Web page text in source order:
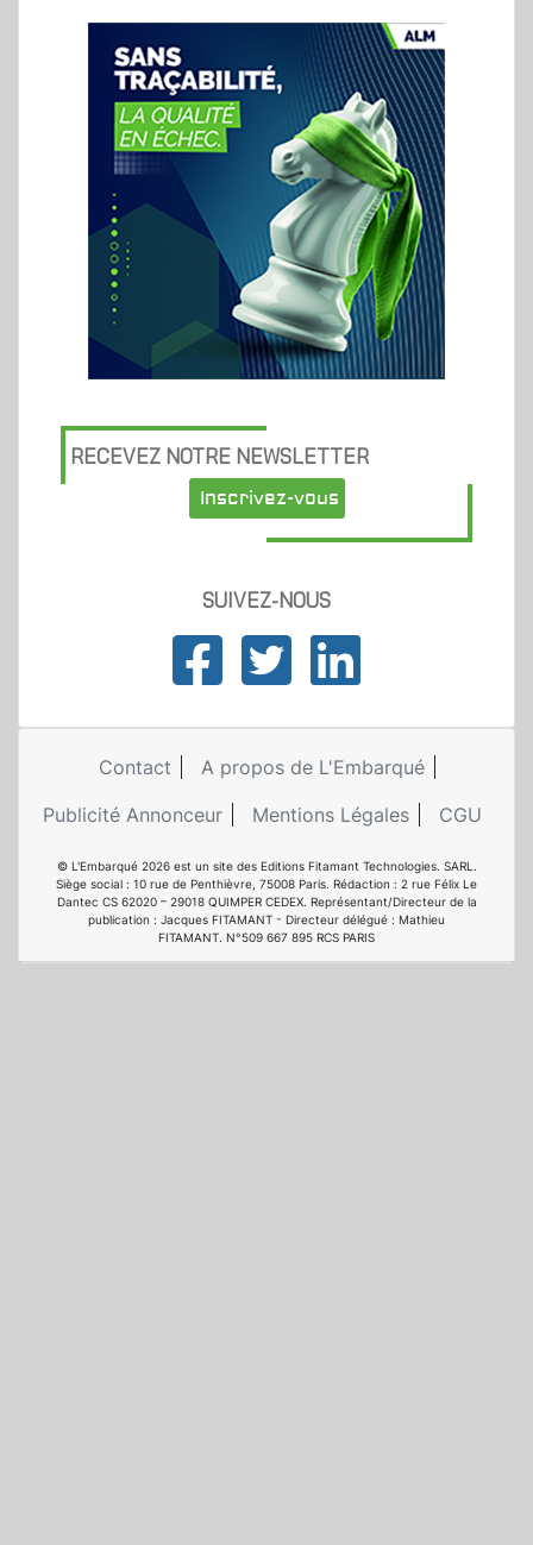
RECEVEZ NOTRE NEWSLETTER
Inscrivez-vous
SUIVEZ-NOUS
Contact
A propos de L'Embarqué
Publicité Annonceur
Mentions Légales CGU
© L'Embarqué 2026 est un site des Editions Fitamant Technologies. SARL.
Siège social : 10 rue de Penthièvre, 75008 Paris. Rédaction : 2 rue Félix Le
Dantec CS 62020 – 29018 QUIMPER CEDEX. Représentant/Directeur de la
publication : Jacques FITAMANT - Directeur délégué : Mathieu
FITAMANT. N°509 667 895 RCS PARIS